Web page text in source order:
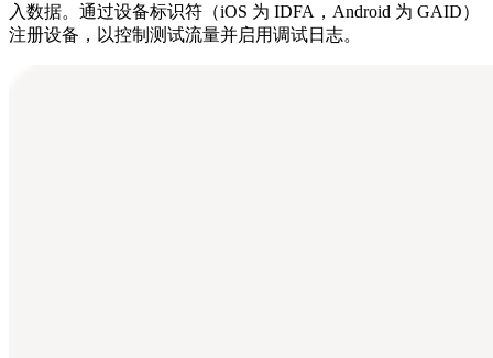
入数据。通过设备标识符（iOS 为 IDFA，Android 为 GAID）
注册设备，以控制测试流量并启用调试日志。